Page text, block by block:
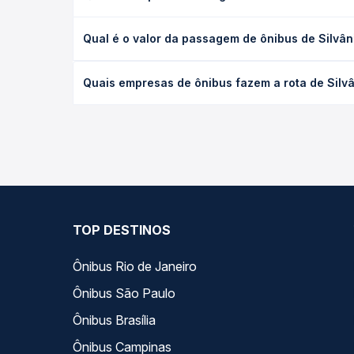
leito) e as condições de tráfego. Na Quero
Qual é o valor da passagem de ônibus de
antecedência da compra. Na Quero Passagem
Quais empresas de ônibus fazem a rota de
TOP DESTINOS
Ônibus Rio de Janeiro
Ônibus São Paulo
Ônibus Brasília
Ônibus Campinas